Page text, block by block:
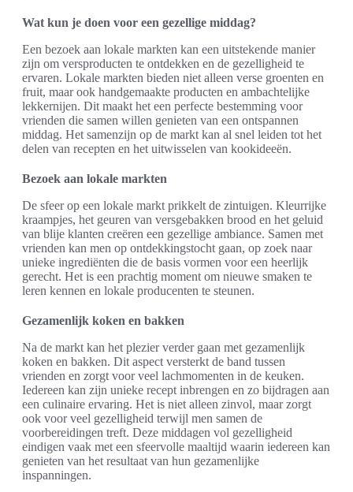
Wat kun je doen voor een gezellige middag?
Een bezoek aan lokale markten kan een uitstekende manier
zijn om versproducten te ontdekken en de gezelligheid te
ervaren. Lokale markten bieden niet alleen verse groenten en
fruit, maar ook handgemaakte producten en ambachtelijke
lekkernijen. Dit maakt het een perfecte bestemming voor
vrienden die samen willen genieten van een ontspannen
middag. Het samenzijn op de markt kan al snel leiden tot het
delen van recepten en het uitwisselen van kookideeën.
Bezoek aan lokale markten
De sfeer op een lokale markt prikkelt de zintuigen. Kleurrijke
kraampjes, het geuren van versgebakken brood en het geluid
van blije klanten creëren een gezellige ambiance. Samen met
vrienden kan men op ontdekkingstocht gaan, op zoek naar
unieke ingrediënten die de basis vormen voor een heerlijk
gerecht. Het is een prachtig moment om nieuwe smaken te
leren kennen en lokale producenten te steunen.
Gezamenlijk koken en bakken
Na de markt kan het plezier verder gaan met gezamenlijk
koken en bakken. Dit aspect versterkt de band tussen
vrienden en zorgt voor veel lachmomenten in de keuken.
Iedereen kan zijn unieke recept inbrengen en zo bijdragen aan
een culinaire ervaring. Het is niet alleen zinvol, maar zorgt
ook voor veel gezelligheid terwijl men samen de
voorbereidingen treft. Deze middagen vol gezelligheid
eindigen vaak met een sfeervolle maaltijd waarin iedereen kan
genieten van het resultaat van hun gezamenlijke
inspanningen.